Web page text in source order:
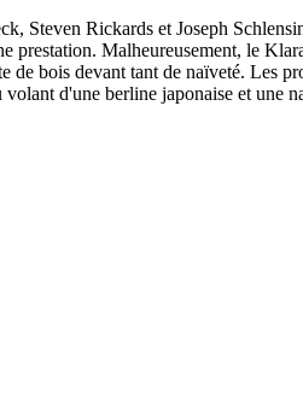
Steven Rickards et Joseph
prestation. Malheureusement, le
de bois devant tant de naïveté. Les
d'une berline japonaise et une